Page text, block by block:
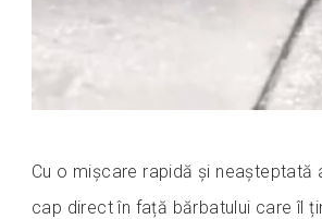
Cu o mișcare rapidă și neașteptată
cap direct în față bărbatului care îl